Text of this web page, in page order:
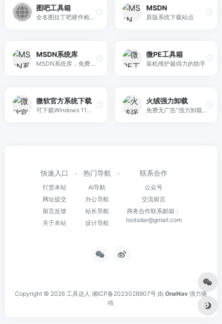
图吧工具箱
全名图拉丁吧硬件检测工具箱，是开源、免费、绿色、纯净的硬件检测工具合集，专为图钉及所有DIY爱好者制作，包含常用硬件测试和检测工具，月工JS必备！
MSDN
原版系统下载站点
MSDN系统库
MSDN系统库，免费为你提供我告诉你msdn原版纯净系统，原版win11，win10，win8/8.1，win7系统下载，原版office全系列下载与安装等服务
微PE工具箱
装机维护最得力的助手
微软官方系统下载
可下载Windows 11、Windows 10、Windows 8.1、Windows 7系统
火绒强力卸载
免费无广告“强力卸载”神器，拥有“内置规则+行为记录”双重清理机制，能彻底清除卸载残留。
快速入口
打赏本站
网址提交
留言反馈
关于本站
热门导航
AI导航
办公导航
站长导航
设计导航
联系合作
公众号
交流留言
商务合作联系邮箱：
toolsdar@gmail.com
Copyright © 2026 工具达人 湘ICP备2023028907号 由 OneNav 强力驱
动